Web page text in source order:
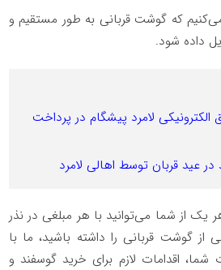
که گوشت قربانی به طور مستقیم و
داده شود.
لامرد پیشگام در پرداخت
از شما می‌توانید با هر مبلغی در نذر
گوشت قربانی را داشته باشید، ما با
اقدامات لازم برای خرید گوسفند و